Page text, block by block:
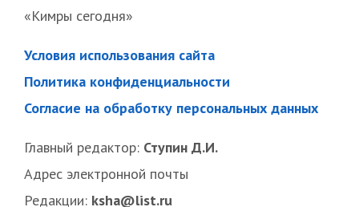
«Кимры сегодня»
Условия использования сайта
Политика конфиденциальности
Согласие на обработку персональных данных
Главный редактор: Ступин Д.И.
Адрес электронной почты
Редакции: ksha@list.ru